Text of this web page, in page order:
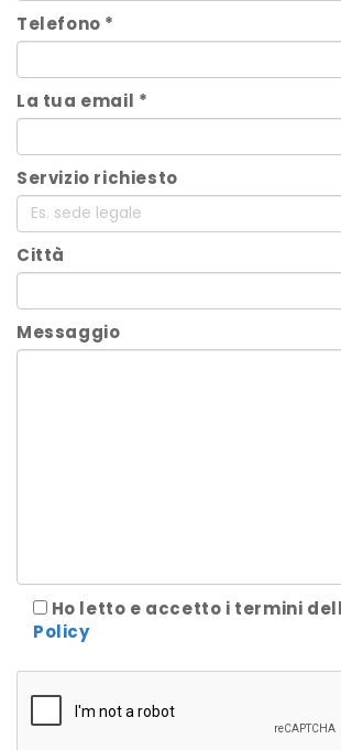
Telefono *
La tua email *
Servizio richiesto
Città
Messaggio
Ho letto e accetto i termini
Policy